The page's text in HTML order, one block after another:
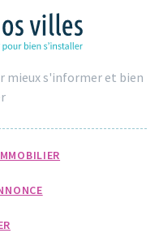
mieux s'informer et bien